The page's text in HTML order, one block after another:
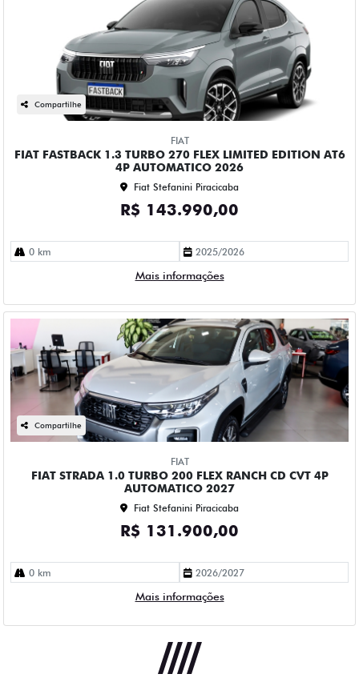
Compartilhe
FIAT
FIAT FASTBACK 1.3 TURBO 270 FLEX LIMITED EDITION AT6
4P AUTOMATICO 2026
Fiat Stefanini Piracicaba
R$ 143.990,00
0 km 2025/2026
Mais informações
Compartilhe
FIAT
FIAT STRADA 1.0 TURBO 200 FLEX RANCH CD CVT 4P
AUTOMATICO 2027
Fiat Stefanini Piracicaba
R$ 131.900,00
0 km 2026/2027
Mais informações